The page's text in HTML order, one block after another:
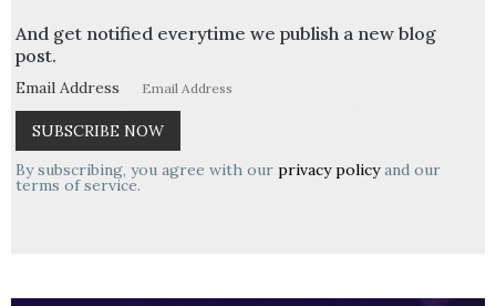
And get notified everytime we publish a new blog
post.
Email Address
By subscribing, you agree with our privacy policyand our
terms of service.